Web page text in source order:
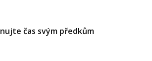
čas svým předkům